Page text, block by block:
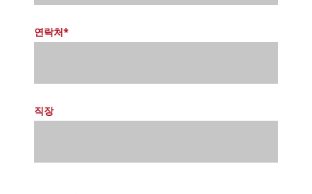
연락처*
직장